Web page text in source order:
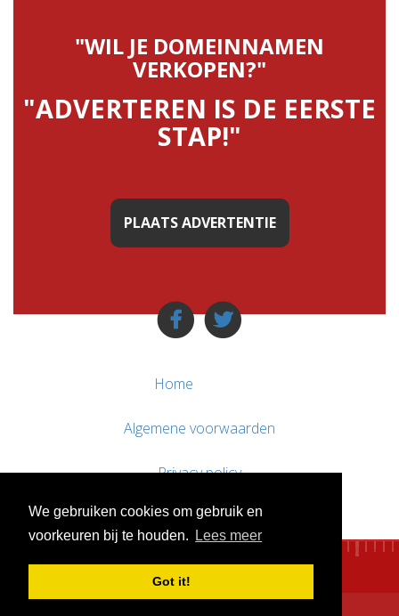
We gebruiken cookies om gebruik en
voorkeuren bij te houden.
Lees meer
Got it!
"WIL JE DOMEINNAMEN
VERKOPEN?"
"ADVERTEREN IS DE EERSTE
STAP!"
PLAATS ADVERTENTIE
Home
Algemene voorwaarden
Privacy policy
Contact / Support